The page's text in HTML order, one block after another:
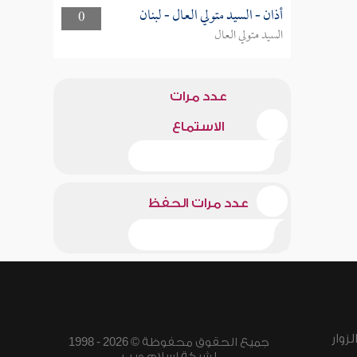
0
أذان - السيد متولي العال - لبنان
السيد متولي العال
عدد مرات
الاستماع
عدد مرات الحفظ
جميع الحقوق محفوظة © 2026 - 1998